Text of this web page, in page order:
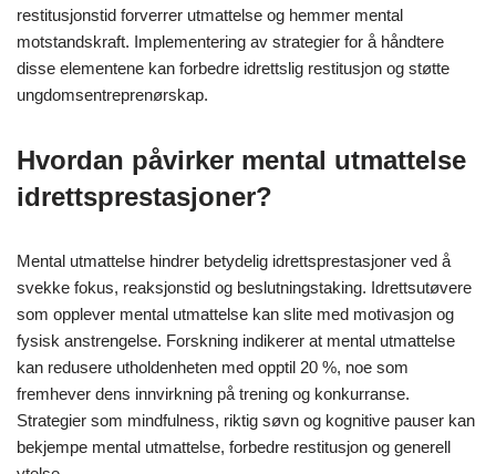
restitusjonstid forverrer utmattelse og hemmer mental
motstandskraft. Implementering av strategier for å håndtere
disse elementene kan forbedre idrettslig restitusjon og støtte
ungdomsentreprenørskap.
Hvordan påvirker mental utmattelse
idrettsprestasjoner?
Mental utmattelse hindrer betydelig idrettsprestasjoner ved å
svekke fokus, reaksjonstid og beslutningstaking. Idrettsutøvere
som opplever mental utmattelse kan slite med motivasjon og
fysisk anstrengelse. Forskning indikerer at mental utmattelse
kan redusere utholdenheten med opptil 20 %, noe som
fremhever dens innvirkning på trening og konkurranse.
Strategier som mindfulness, riktig søvn og kognitive pauser kan
bekjempe mental utmattelse, forbedre restitusjon og generell